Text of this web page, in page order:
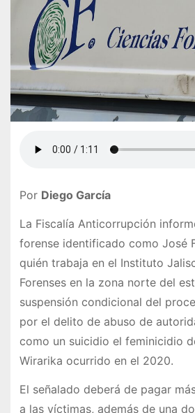
Por Diego García
La Fiscalía Anticorrupción
forense identificado como José
quién trabaja en el Instituto
Forenses en la zona norte del
suspensión condicional del
por el delito de abuso de
como un suicidio el feminicidio
Wirarika ocurrido en el 2020.
El señalado deberá de pagar
a las víctimas, además de una